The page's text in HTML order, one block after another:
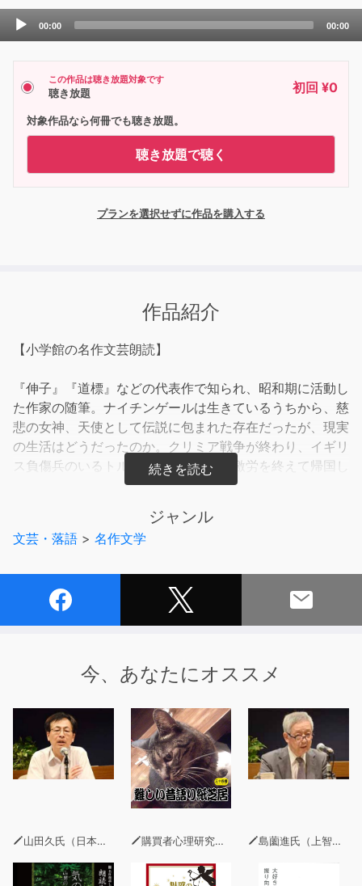
Audio
00:00 00:00
この作品は聴き放題対象です
聴き放題 初回 ¥0
対象作品なら何冊でも聴き放題。
聴き放題で聴く
プランを選択せずに作品を購入する
作品紹介
【小学館の名作文芸朗読】
『伸子』『道標』などの代表作で知られ、昭和期に活動し
た作家の随筆。ナイチンゲールは生きているうちから、慈
悲の女神、天使として伝説に包まれた存在だったが、現実
の生活はどうだったのか。クリミア戦争が終わり、イギリ
ス負傷兵のいるトルコの陸軍病院での激労を終えて帰国し
た彼女は、世間的な名声を得た。しかし、その後三十年間
えず気絶の発作と全身の衰弱に悩まされていた。
ジャンル
文芸・落語 > 名作文学
今、あなたにオススメ
山田久氏（日本総研調査部チーフエコノミスト） 購買者心理研究所 株式会社モデンナ 顧問 青木幹和 島薗進氏（上智大学グリーフケア研究所長）